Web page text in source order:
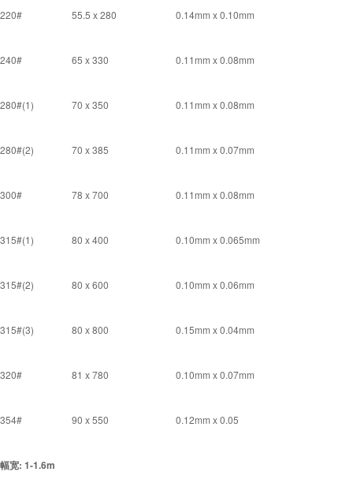
220# 55.5 x 280 0.14mm x 0.10mm
240# 65 x 330 0.11mm x 0.08mm
280#(1) 70 x 350 0.11mm x 0.08mm
280#(2) 70 x 385 0.11mm x 0.07mm
300# 78 x 700 0.11mm x 0.08mm
315#(1) 80 x 400 0.10mm x 0.065mm
315#(2) 80 x 600 0.10mm x 0.06mm
315#(3) 80 x 800 0.15mm x 0.04mm
320# 81 x 780 0.10mm x 0.07mm
354# 90 x 550 0.12mm x 0.05
幅宽: 1-1.6m